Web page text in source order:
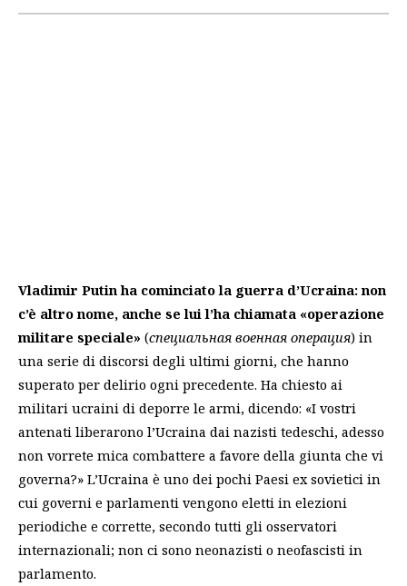
Vladimir Putin ha cominciato la guerra d’Ucraina: non
c’è altro nome, anche se lui l’ha chiamata «operazione
militare speciale» (специальная военная операция) in
una serie di discorsi degli ultimi giorni, che hanno
superato per delirio ogni precedente. Ha chiesto ai
militari ucraini di deporre le armi, dicendo: «I vostri
antenati liberarono l’Ucraina dai nazisti tedeschi, adesso
non vorrete mica combattere a favore della giunta che vi
governa?» L’Ucraina è uno dei pochi Paesi ex sovietici in
cui governi e parlamenti vengono eletti in elezioni
periodiche e corrette, secondo tutti gli osservatori
internazionali; non ci sono neonazisti o neofascisti in
parlamento.